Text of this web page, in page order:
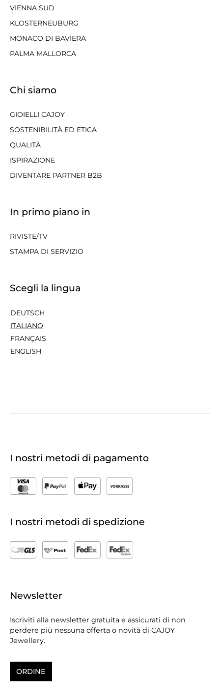
VIENNA SUD
KLOSTERNEUBURG
MONACO DI BAVIERA
PALMA MALLORCA
Chi siamo
GIOIELLI CAJOY
SOSTENIBILITÀ ED ETICA
QUALITÀ
ISPIRAZIONE
DIVENTARE PARTNER B2B
In primo piano in
RIVISTE/TV
STAMPA DI SERVIZIO
Scegli la lingua
DEUTSCH
ITALIANO
FRANÇAIS
ENGLISH
I nostri metodi di pagamento
I nostri metodi di spedizione
Newsletter
Iscriviti alla newsletter gratuita e assicurati di non
perdere più nessuna offerta o novità di CAJOY
Jewellery.
ORDINE